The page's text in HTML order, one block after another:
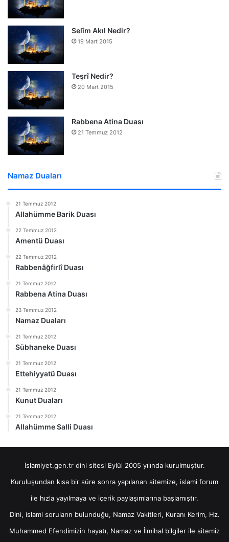
Selîm Akıl Nedir?
19 Mart 2015
Teşrî Nedir?
20 Mart 2015
Rabbena Atina Duası
21 Temmuz 2012
Namaz Duaları
21 Temmuz 2012
Allahümme Barik Duası
22 Temmuz 2012
Amentü Duası
22 Temmuz 2012
Rabbenâğfirlî Duası
21 Temmuz 2012
Rabbena Atina Duası
23 Temmuz 2012
Namaz Duaları
21 Temmuz 2012
Sübhaneke Duası
21 Temmuz 2012
Ettehiyyatü Duası
21 Temmuz 2012
Kunut Duaları
21 Temmuz 2012
Allahümme Salli Duası
İslamiyet.gen.tr dini sitesi Eylül 2005 yılında kurulmuştur.
Kuruluşundan kısa bir süre sonra yapılanan sitemize, islami forum
ile hızla yayılmaya ve içerik paylaşımlarına başlamıştır.
Dini, islami soruların bulunduğu, Namaz Vakitleri, Kuranı Kerim, Hz.
Muhammed Efendimizin hayatı, Namaz ve İlmihal bilgiler ile sitemiz